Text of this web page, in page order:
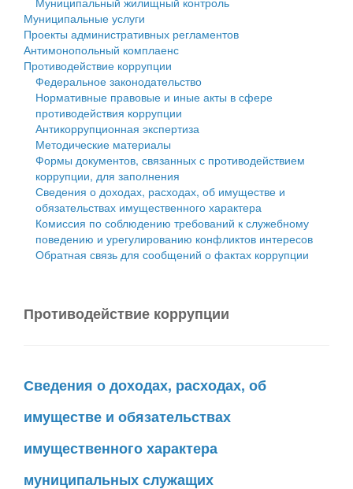
Деятельность МУ
Нормативы градостроительного проектирования
Правила землепользования и застройки
Генеральные планы
Проекты планировки территории
Собрание депутатов
Городское поселение
Сельские поселения
Муниципальные услуги
Проекты административных регламентов
Антимонопольный комплаенс
Противодействие коррупции
Федеральное законодательство
Нормативные правовые и иные акты в сфере
противодействия коррупции
Антикоррупционная экспертиза
Методические материалы
Формы документов, связанных с противодействием
коррупции, для заполнения
Сведения о доходах, расходах, об имуществе и
обязательствах имущественного характера
Комиссия по соблюдению требований к служебному
поведению и урегулированию конфликтов интересов
Обратная связь для сообщений о фактах коррупции
Противодействие коррупции
Сведения о доходах, расходах, об
имуществе и обязательствах
имущественного характера
муниципальных служащих